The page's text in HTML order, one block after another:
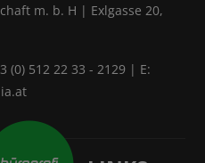
m. b. H | Exlgasse 20,
(0) 512 22 33 - 2129 | E: